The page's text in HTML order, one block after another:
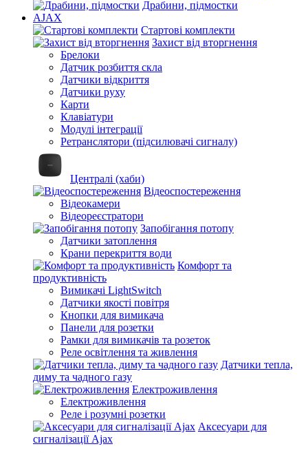
Драбини, підмостки
AJAX
Стартові комплекти
Захист від вторгнення
Брелоки
Датчик розбиття скла
Датчики відкриття
Датчики руху
Карти
Клавіатури
Модулі інтеграції
Ретранслятори (підсилювачі сигналу)
Централі (хаби)
Відеоспостереження
Відеокамери
Відеореєстратори
Запобігання потопу
Датчики затоплення
Крани перекриття води
Комфорт та
продуктивність
Вимикачі LightSwitch
Датчики якості повітря
Кнопки для вимикача
Панели для розетки
Рамки для вимикачів та розеток
Реле освітлення та живлення
Датчики тепла,
диму та чадного газу
Електроживлення
Електроживлення
Реле і розумні розетки
Аксесуари для
сигналізації Ajax